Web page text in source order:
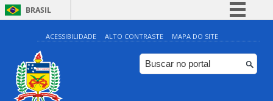
BRASIL
Simplifique!
Comunica BR
Participe
ACESSIBILIDADE ALTO CONTRASTE MAPA DO SITE